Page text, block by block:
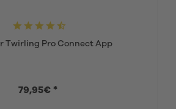
Twirling Pro Connect App
79,95€ *